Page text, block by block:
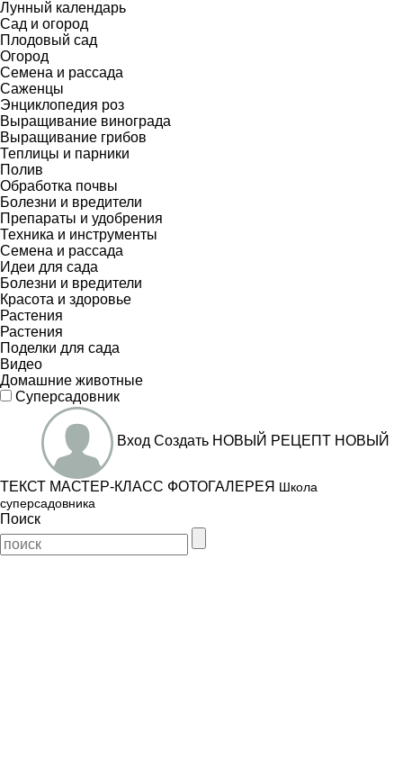
Лунный календарь
Сад и огород
Плодовый сад
Огород
Семена и рассада
Саженцы
Энциклопедия роз
Выращивание винограда
Выращивание грибов
Теплицы и парники
Полив
Обработка почвы
Болезни и вредители
Препараты и удобрения
Техника и инструменты
Семена и рассада
Идеи для сада
Болезни и вредители
Красота и здоровье
Растения
Растения
Поделки для сада
Видео
Домашние животные
Суперсадовник
Вход Создать НОВЫЙ РЕЦЕПТ НОВЫЙ
ТЕКСТ МАСТЕР-КЛАСС ФОТОГАЛЕРЕЯ Школа
суперсадовника
Поиск